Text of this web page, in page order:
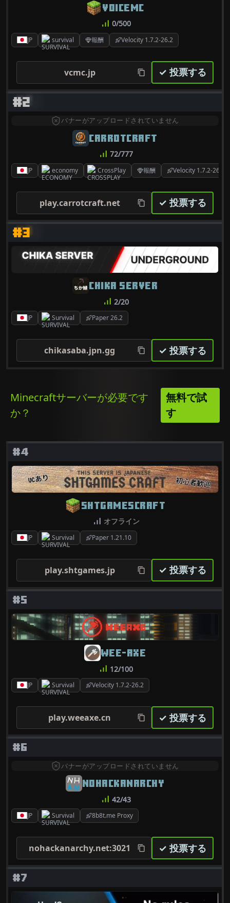
JP survival 報酬 Velocity 1.7.2-26.2
VOICEMC
0/500
vcmc.jp ✓ 投票する
#2
バナーがアップロードされていません
JP economy CrossPlay 報酬 Velocity 1.7.2-26.2
CARROTCRAFT
72/777
play.carrotcraft.net ✓ 投票する
#3
JP Survival Paper 26.2
CHIKA SERVER
2/20
chikasaba.jpn.gg ✓ 投票する
Minecraftサーバーが必要です
か？
無料で試
す
#4
JP Survival Paper 1.21.10
SHTGAMESCRAFT
オフライン
play.shtgames.jp ✓ 投票する
#5
JP Survival Velocity 1.7.2-26.2
WEE-AXE
12/100
play.weeaxe.cn ✓ 投票する
#6
バナーがアップロードされていません
JP Survival 8b8t.me Proxy
NOHACKANARCHY
42/43
nohackanarchy.net:3021 ✓ 投票する
#7